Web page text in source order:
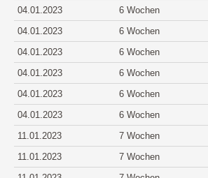
04.01.2023
6 Wochen
04.01.2023
6 Wochen
04.01.2023
6 Wochen
04.01.2023
6 Wochen
04.01.2023
6 Wochen
04.01.2023
6 Wochen
11.01.2023
7 Wochen
11.01.2023
7 Wochen